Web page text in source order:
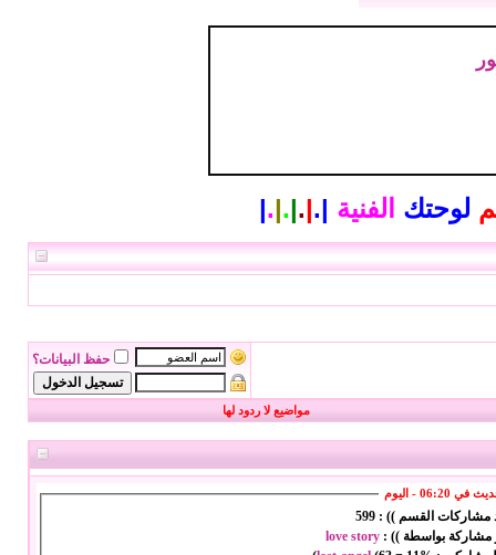
لوحتك الفنية |
.
|
.
|
.
|
.
|
حفظ البيانات؟
مواضيع لا ردود لها
06:20 - اليوم
مشاركات القسم )) : 599
مشاركة بواسطة )) : love story